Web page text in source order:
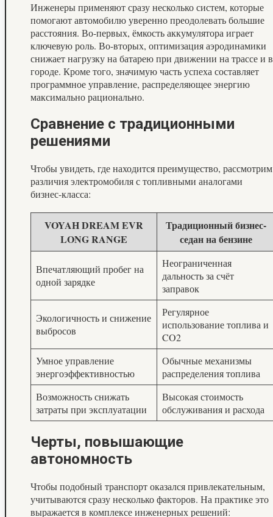
Инженеры применяют сразу несколько систем, которые
помогают автомобилю уверенно преодолевать большие
расстояния. Во-первых, ёмкость аккумулятора играет
ключевую роль. Во-вторых, оптимизация аэродинамики
снижает нагрузку на батарею при движении на трассе и в
городе. Кроме того, значимую часть успеха составляет
программное управление, распределяющее энергию
максимально рационально.
Сравнение с традиционными
решениями
Чтобы увидеть, где находится преимущество, рассмотрим
различия электромобиля с топливными аналогами
бизнес-класса:
VOYAH DREAM EVR
LONG RANGE
Традиционный бизнес-
седан на бензине
Впечатляющий пробег на
одной зарядке
Неограниченная
дальность за счёт
заправок
Экологичность и снижение
выбросов
Регулярное
использование топлива и
CO2
Умное управление
энергоэффективностью
Обычные механизмы
распределения топлива
Возможность снижать
затраты при эксплуатации
Высокая стоимость
обслуживания и расхода
Черты, повышающие
автономность
Чтобы подобный транспорт оказался привлекательным,
учитываются сразу несколько факторов. На практике это
выражается в комплексе инженерных решений: